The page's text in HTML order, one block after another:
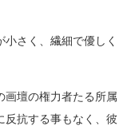
さく、繊細で優しく
壇の権力者たる所属
反抗する事もなく、彼